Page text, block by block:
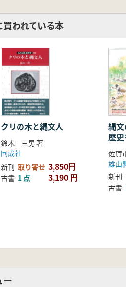
買われている本
クリの木と縄文人
鈴木 三男 著
同成社
新刊 取り寄せ 3,850円
古書 1 点 3,190 円
縄
歴
タ
佐賀
雄山
新刊
古書
ー